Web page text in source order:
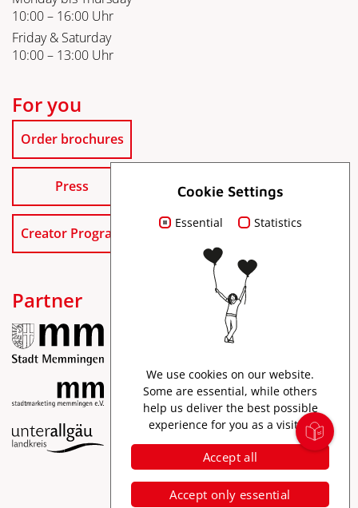
10:00 – 16:00 Uhr
Friday & Saturday
10:00 – 13:00 Uhr
For you
Order brochures
Press
Creator Program
Partner
Imprint
Data protection
Accessibility
Cookie Settings
Essential Statistics
We use cookies on our website.
Some are essential, while others
help us deliver the best possible
experience for you as a visitor.
Accept all
Accept only essential